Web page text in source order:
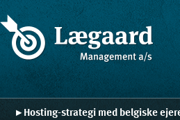
Hosting-strategi med belgiske